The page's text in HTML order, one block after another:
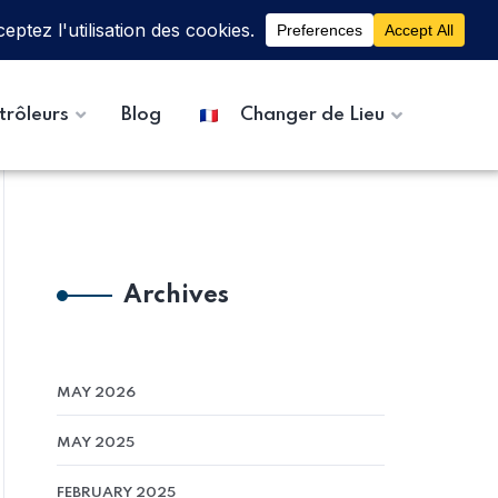
Blog Changer de Lieu
Archives
MAY 2026
MAY 2025
FEBRUARY 2025